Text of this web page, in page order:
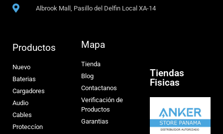
Albrook Mall, Pasillo del Delfin Local XA-14
Productos
Nuevo
Baterias
Cargadores
Audio
Cables
Proteccíon
Mapa
Tienda
Blog
Contactanos
Verificación de
Productos
Garantias
Tiendas
Fisicas